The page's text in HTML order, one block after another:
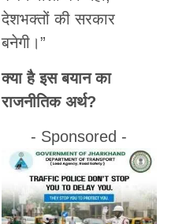
देशभक्तों की सरकार
बनेगी।”
क्या है इस बयान का
राजनीतिक अर्थ?
- Sponsored -